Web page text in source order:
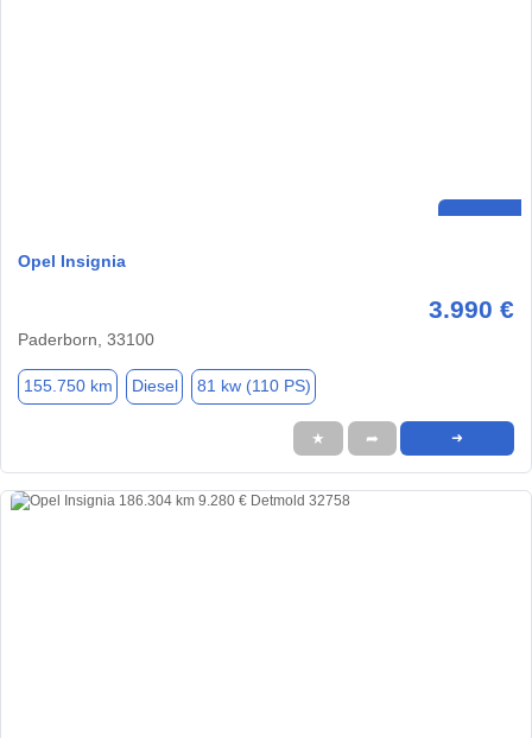
Opel Insignia
3.990 €
Paderborn, 33100
155.750 km Diesel 81 kw (110 PS)
★ ➦ ➜